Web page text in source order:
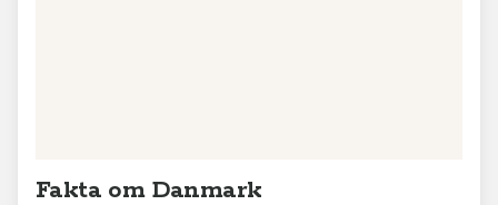
Fakta om Danmark